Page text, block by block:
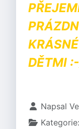
DĚTMI
Základní
Napsal
Kategorie: